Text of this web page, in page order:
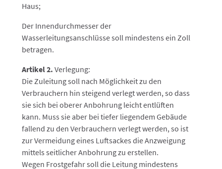
Haus;
Der Innendurchmesser der
Wasserleitungsanschlüsse soll mindestens ein Zoll
betragen.
Artikel 2. Verlegung:
Die Zuleitung soll nach Möglichkeit zu den
Verbrauchern hin steigend verlegt werden, so dass
sie sich bei oberer Anbohrung leicht entlüften
kann. Muss sie aber bei tiefer liegendem Gebäude
fallend zu den Verbrauchern verlegt werden, so ist
zur Vermeidung eines Luftsackes die Anzweigung
mittels seitlicher Anbohrung zu erstellen.
Wegen Frostgefahr soll die Leitung mindestens